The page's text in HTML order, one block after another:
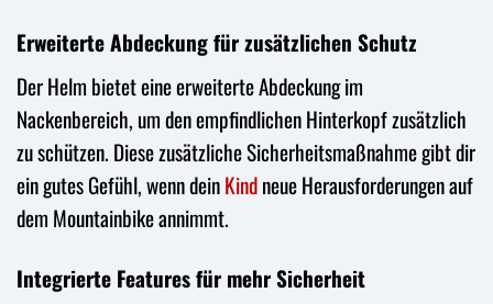
Erweiterte Abdeckung für zusätzlichen Schutz
Der Helm bietet eine erweiterte Abdeckung im
Nackenbereich, um den empfindlichen Hinterkopf zusätzlich
zu schützen. Diese zusätzliche Sicherheitsmaßnahme gibt dir
ein gutes Gefühl, wenn deinKindneue Herausforderungen auf
dem Mountainbike annimmt.
Integrierte Features für mehr Sicherheit